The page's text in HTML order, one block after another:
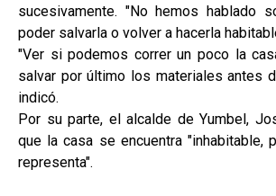
sucesivamente. "No hemos hablado
poder salvarla o volver a hacerla
"Ver si podemos correr un poco la
salvar por último los materiales antes
indicó.
Por su parte, el alcalde de Yumbel,
que la casa se encuentra "inhabitable,
representa".